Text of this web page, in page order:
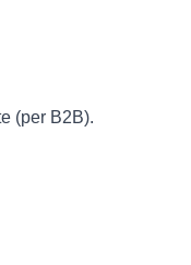
(per B2B).